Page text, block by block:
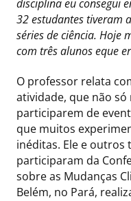
disciplina eu consegui
32 estudantes tiveram
séries de ciência. Hoje
com três alunos eque
O professor relata
atividade, que não
participarem de
que muitos
inéditas. Ele e outros
participaram da
sobre as Mudanças
Belém, no Pará,